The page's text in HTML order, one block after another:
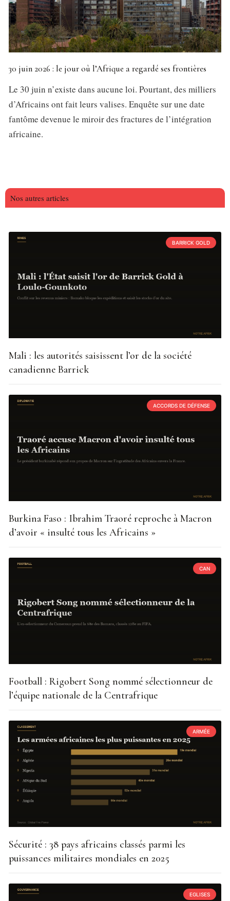
30 juin 2026 : le jour où l’Afrique a regardé ses frontières
Le 30 juin n’existe dans aucune loi. Pourtant, des milliers
d’Africains ont fait leurs valises. Enquête sur une date
fantôme devenue le miroir des fractures de l’intégration
africaine.
Nos autres articles
BARRICK GOLD
Mali : les autorités saisissent l’or de la société
canadienne Barrick
ACCORDS DE DÉFENSE
Burkina Faso : Ibrahim Traoré reproche à Macron
d’avoir « insulté tous les Africains »
CAN
Football : Rigobert Song nommé sélectionneur de
l’équipe nationale de la Centrafrique
ARMÉE
Sécurité : 38 pays africains classés parmi les
puissances militaires mondiales en 2025
EGLISES